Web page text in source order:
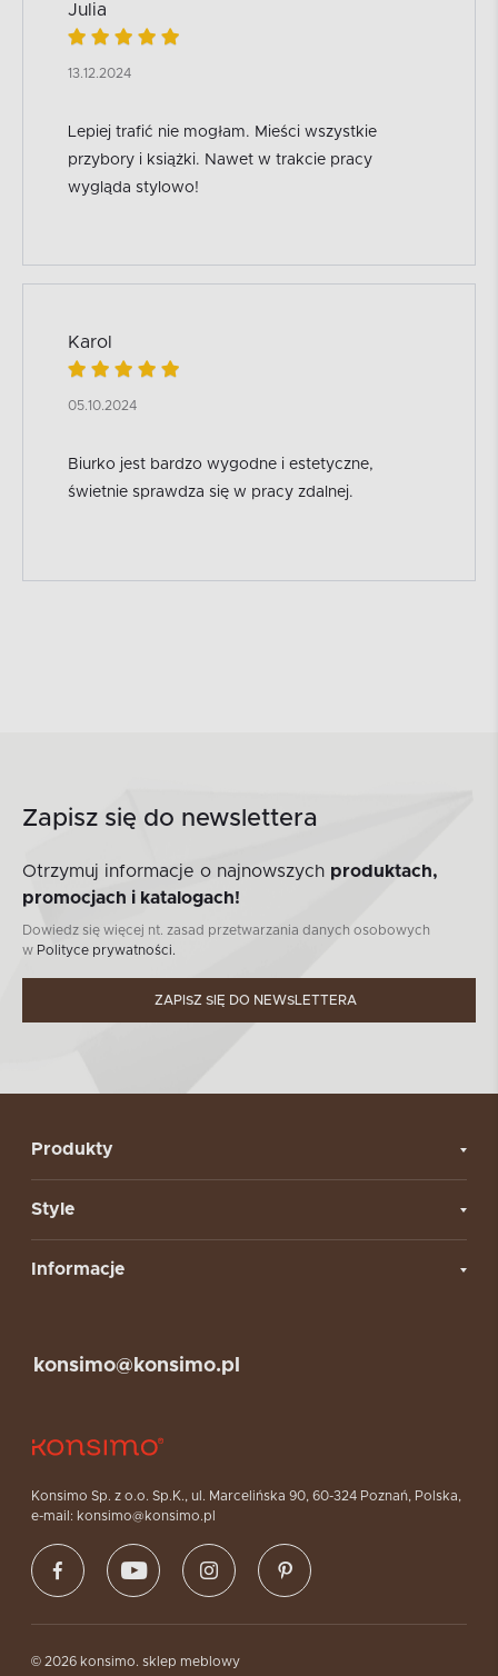
Julia
13.12.2024
Lepiej trafić nie mogłam. Mieści wszystkie
przybory i książki. Nawet w trakcie pracy
wygląda stylowo!
Karol
05.10.2024
Biurko jest bardzo wygodne i estetyczne,
świetnie sprawdza się w pracy zdalnej.
Zapisz się do newslettera
Otrzymuj informacje o najnowszych produktach,
promocjach i katalogach!
Dowiedz się więcej nt. zasad przetwarzania danych osobowych
w Polityce prywatności.
ZAPISZ SIĘ DO NEWSLETTERA
Produkty
Style
Informacje
Konsimo Sp. z o.o. Sp.K., ul. Marcelińska 90, 60-324 Poznań, Polska,
e-mail: konsimo@konsimo.pl
konsimo@konsimo.pl
© 2026 konsimo. sklep meblowy